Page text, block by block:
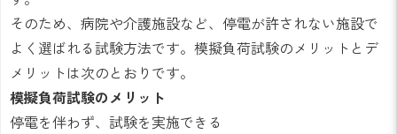
そのため、病院や介護施設など、停電が許されない施設で
よく選ばれる試験方法です。模擬負荷試験のメリットとデ
メリットは次のとおりです。
模擬負荷試験のメリット
停電を伴わず、試験を実施できる